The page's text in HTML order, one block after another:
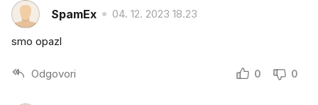
SpamEx 04. 12. 2023 18.23
smo opazl
Odgovori 0 0